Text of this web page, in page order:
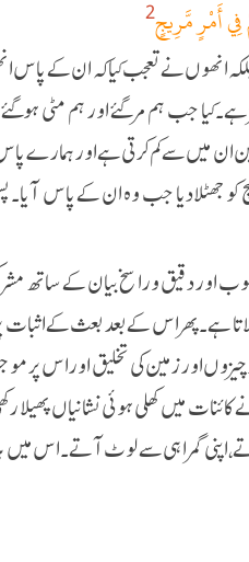
أَمْرٍ مَّرِيجٍ2
انھوں نے تعجب کیا کہ ان کے پاس
جب ہم مر گئے اور ہم مٹی
ان میں سے کم کرتی ہے اور ہمارے
جھٹلادیا جب وہ ان کے پاس آیا۔
اور دقیق و راسخ بیان کے ساتھ
ہے۔ پھر اس کے بعد بعث کے اثبات
چیزوں اور زمین کی تخلیق اور اس پر
میں کھلی ہوئی نشانیاں پھیلا
جاتے، اپنی گمراہی سے لوٹ آتے۔ اس